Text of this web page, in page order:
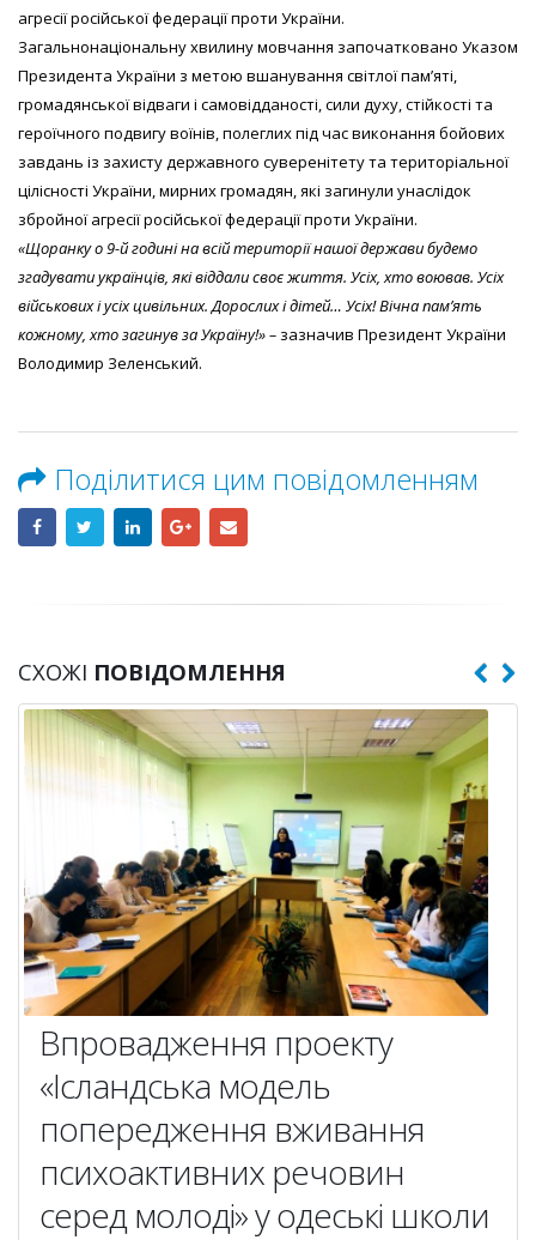
агресії російської федерації проти України.
Загальнонаціональну хвилину мовчання започатковано Указом
Президента України з метою вшанування світлої пам’яті,
громадянської відваги і самовідданості, сили духу, стійкості та
героїчного подвигу воїнів, полеглих під час виконання бойових
завдань із захисту державного суверенітету та територіальної
цілісності України, мирних громадян, які загинули унаслідок
збройної агресії російської федерації проти України.
«Щоранку о 9-й годині на всій території нашої держави будемо
згадувати українців, які віддали своє життя. Усіх, хто воював. Усіх
військових і усіх цивільних. Дорослих і дітей… Усіх! Вічна памʼять
кожному, хто загинув за Україну!» – зазначив Президент України
Володимир Зеленський.
Поділитися цим повідомленням
СХОЖІ ПОВІДОМЛЕННЯ
Впровадження проекту
«Ісландська модель
попередження вживання
психоактивних речовин
серед молоді» у одеські школи